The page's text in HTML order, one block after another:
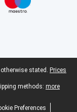
stated. Prices
methods: more
Preferences